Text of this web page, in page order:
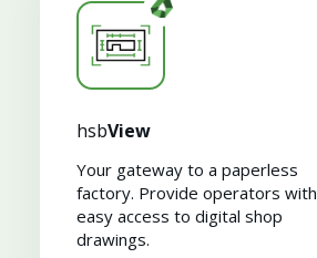
hsbView
Your gateway to a paperless
factory. Provide operators with
easy access to digital shop
drawings​.